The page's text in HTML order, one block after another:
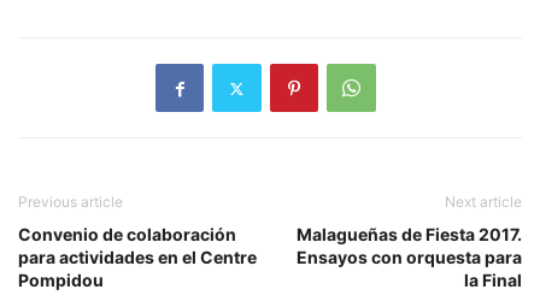
Previous article
Convenio de colaboración
para actividades en el Centre
Pompidou
Next article
Malagueñas de Fiesta 2017.
Ensayos con orquesta para
la Final